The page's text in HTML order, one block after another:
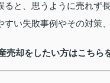
と、思うように売れず
い失敗事例やその対策
売却をしたい方はこちら